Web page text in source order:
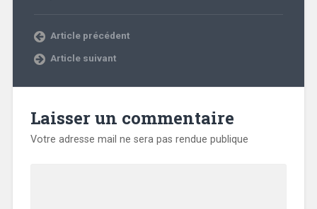
Article précédent
Article suivant
Laisser un commentaire
Votre adresse mail ne sera pas rendue publique